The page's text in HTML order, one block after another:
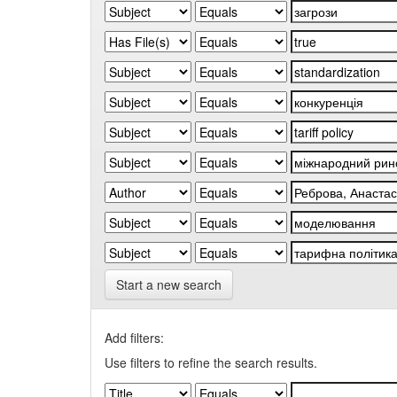
Start a new search
Add filters:
Use filters to refine the search results.